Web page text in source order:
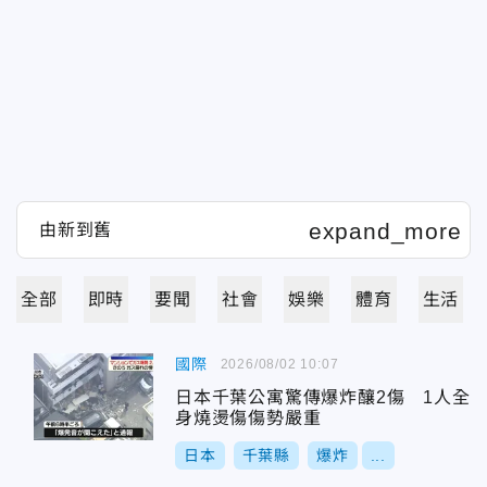
全部 即時 要聞 社會 娛樂 體育 生活
國際
日本千葉公寓驚傳爆炸釀2傷 1人全
身燒燙傷傷勢嚴重
日本 千葉縣 爆炸
2026/08/02 10:07